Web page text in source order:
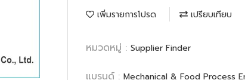
เพิ่มรายการโปรด เปรียบเทียบ
หมวดหมู่ : Supplier Finder
แบรนด์ : Mechanical & Food Process